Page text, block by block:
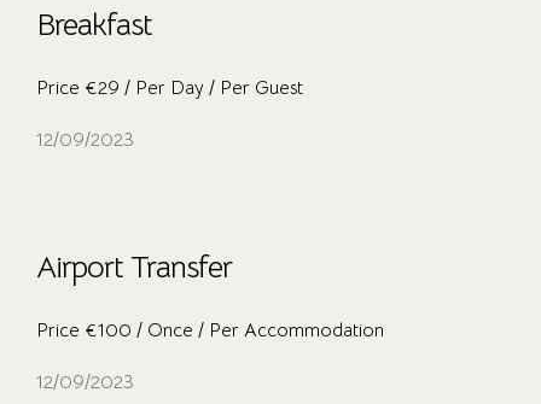
Breakfast
Price €29 / Per Day / Per Guest
12/09/2023
Airport Transfer
Price €100 / Once / Per Accommodation
12/09/2023